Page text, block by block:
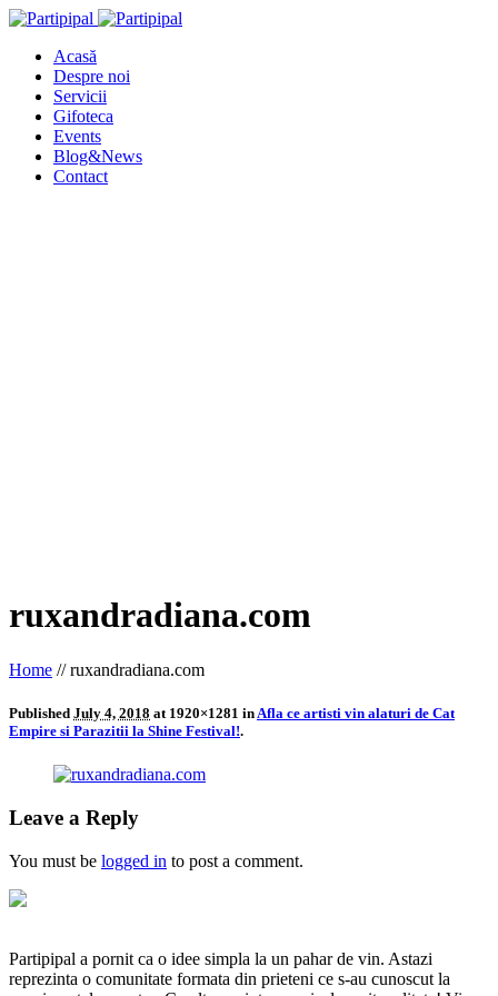
Acasă
Despre noi
Servicii
Gifoteca
Events
Blog&News
Contact
ruxandradiana.com
Home //ruxandradiana.com
Published July 4, 2018 at 1920×1281 inAfla ce artisti vin alaturi de Cat
Empire si Parazitii la Shine Festival!.
Leave a Reply
You must be logged in to post a comment.
Partipipal a pornit ca o idee simpla la un pahar de vin. Astazi
reprezinta o comunitate formata din prieteni ce s-au cunoscut la